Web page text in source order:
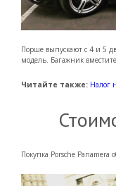
Порше выпускают с 4 и 5
модель. Багажник
Читайте также: Налог
Покупка Porsche